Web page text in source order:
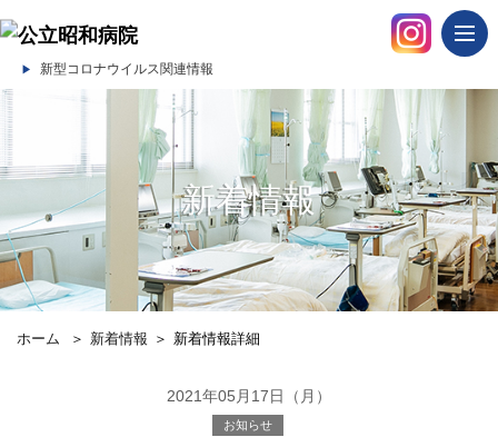
新型コロナウイルス関連情報
新着情報
ホーム ＞ 新着情報 ＞ 新着情報詳細
2021年05月17日（月）
お知らせ